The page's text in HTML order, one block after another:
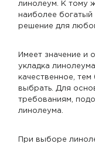
линолеум. К тому
наиболее богатый
решение для
Имеет значение и
укладка
качественное,
выбрать. Для
требованиям,
линолеума.
При выборе